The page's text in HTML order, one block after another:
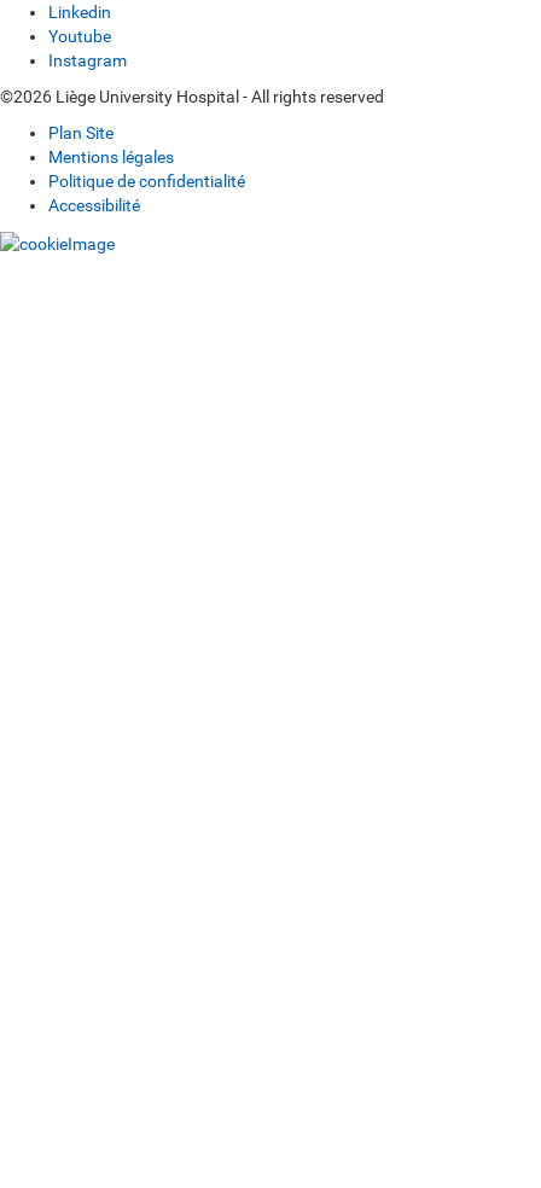
Linkedin
Youtube
Instagram
©2026 Liège University Hospital - All rights reserved
Plan Site
Mentions légales
Politique de confidentialité
Accessibilité